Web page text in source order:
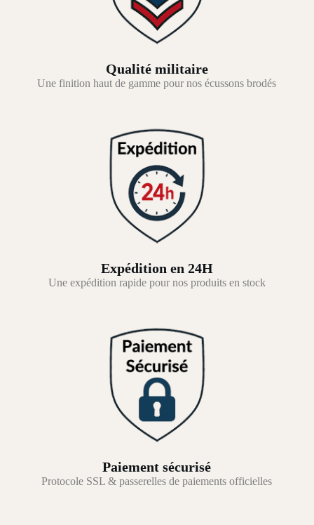
Qualité militaire
Une finition haut de gamme pour nos écussons brodés
Expédition en 24H
Une expédition rapide pour nos produits en stock
Paiement sécurisé
Protocole SSL & passerelles de paiements officielles